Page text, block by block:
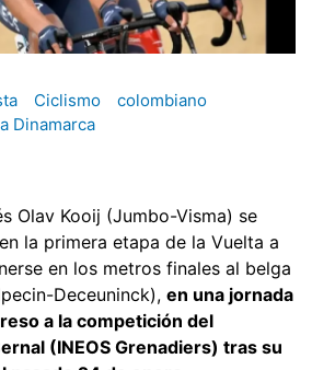
Ciclismo
colombiano
Dinamarca
Olav Kooij (Jumbo-Visma) se
la primera etapa de la Vuelta a
en los metros finales al belga
Deceuninck), en una jornada
a la competición del
(INEOS Grenadiers) tras su